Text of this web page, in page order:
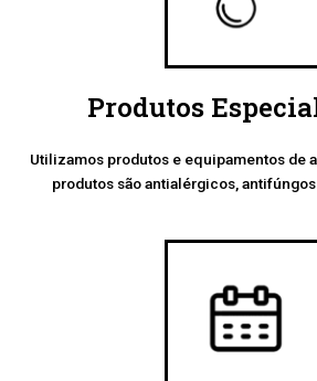
Produtos
Utilizamos produtos e equipamentos de
produtos são antialérgicos,